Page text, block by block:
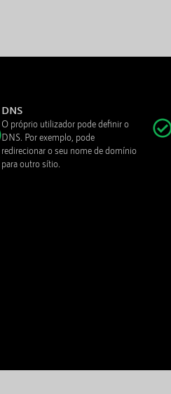
DNS
O próprio utilizador pode definir o
DNS. Por exemplo, pode
redirecionar o seu nome de domínio
para outro sítio.